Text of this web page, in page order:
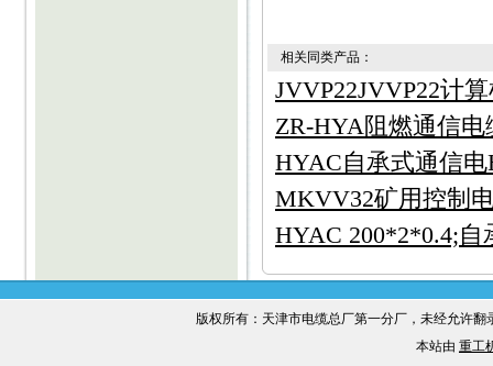
相关同类产品：
JVVP22JVVP22计
ZR-HYA阻燃通信电
HYAC自承式通信
MKVV32矿用控制
HYAC 200*2*0.4;自
版权所有：天津市电缆总厂第一分厂，未经允许
本站由 重工